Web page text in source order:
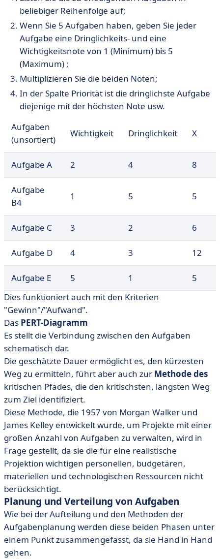
beliebiger Reihenfolge auf;
Wenn Sie 5 Aufgaben haben, geben Sie jeder
Aufgabe eine Dringlichkeits- und eine
Wichtigkeitsnote von 1 (Minimum) bis 5
(Maximum) ;
Multiplizieren Sie die beiden Noten;
In der Spalte Priorität ist die dringlichste Aufgabe
diejenige mit der höchsten Note usw.
Aufgaben
(unsortiert)
Wichtigkeit Dringlichkeit X
Aufgabe A 2 4 8
Aufgabe
B4
1 5 5
Aufgabe C 3 2 6
Aufgabe D 4 3 12
Aufgabe E 5 1 5
Dies funktioniert auch mit den Kriterien
"Gewinn"/"Aufwand".
Das PERT-Diagramm
Es stellt die Verbindung zwischen den Aufgaben
schematisch dar.
Die geschätzte Dauer ermöglicht es, den kürzesten
Weg zu ermitteln, führt aber auch zur Methode des
kritischen Pfades, die den kritischsten, längsten Weg
zum Ziel identifiziert.
Diese Methode, die 1957 von Morgan Walker und
James Kelley entwickelt wurde, um Projekte mit einer
großen Anzahl von Aufgaben zu verwalten, wird in
Frage gestellt, da sie die für eine realistische
Projektion wichtigen personellen, budgetären,
materiellen und technologischen Ressourcen nicht
berücksichtigt.
Planung und Verteilung von Aufgaben
Wie bei der Aufteilung und den Methoden der
Aufgabenplanung werden diese beiden Phasen unter
einem Punkt zusammengefasst, da sie Hand in Hand
gehen.